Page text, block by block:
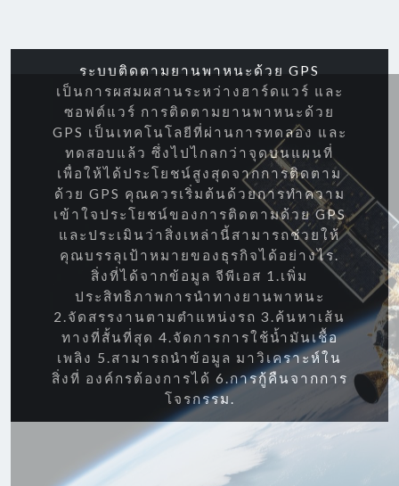
ระบบติดตามยานพาหนะด้วย GPS
เป็นการผสมผสานระหว่างฮาร์ดแวร์ และ
ซอฟต์แวร์ การติดตามยานพาหนะด้วย
GPS เป็นเทคโนโลยีที่ผ่านการทดลอง และ
ทดสอบแล้ว ซึ่งไปไกลกว่าจุดบนแผนที่
เพื่อให้ได้ประโยชน์สูงสุดจากการติดตาม
ด้วย GPS คุณควรเริ่มต้นด้วยการทำความ
เข้าใจประโยชน์ของการติดตามด้วย GPS
และประเมินว่าสิ่งเหล่านี้สามารถช่วยให้
คุณบรรลุเป้าหมายของธุรกิจได้อย่างไร.
สิ่งที่ได้จากข้อมูล จีพีเอส 1.เพิ่ม
ประสิทธิภาพการนำทางยานพาหนะ
2.จัดสรรงานตามตำแหน่งรถ 3.ค้นหาเส้น
ทางที่สั้นที่สุด 4.จัดการการใช้น้ำมันเชื้อ
เพลิง 5.สามารถนำข้อมูล มาวิเคราะห์ใน
สิ่งที่ องค์กรต้องการได้ 6.การกู้คืนจากการ
โจรกรรม.